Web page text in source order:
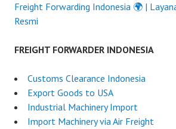
Freight Forwarding Indonesia 🌍 |
Resmi
FREIGHT FORWARDER INDONESIA
Customs Clearance Indonesia
Export Goods to USA
Industrial Machinery Import
Import Machinery via Air Freight